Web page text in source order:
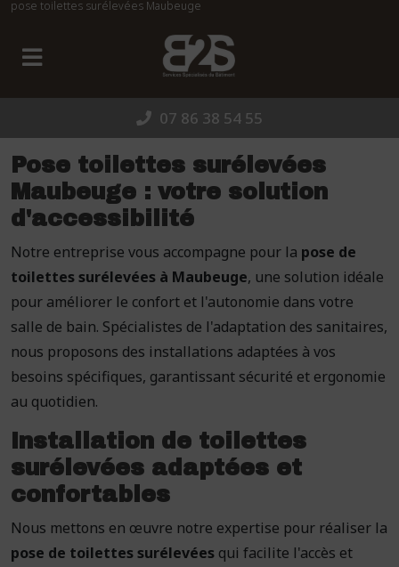
pose toilettes surélevées Maubeuge
07 86 38 54 55
Pose toilettes surélevées
Maubeuge : votre solution
d'accessibilité
Notre entreprise vous accompagne pour la pose de
toilettes surélevées à Maubeuge, une solution idéale
pour améliorer le confort et l'autonomie dans votre
salle de bain. Spécialistes de l'adaptation des sanitaires,
nous proposons des installations adaptées à vos
besoins spécifiques, garantissant sécurité et ergonomie
au quotidien.
Installation de toilettes
surélevées adaptées et
confortables
Nous mettons en œuvre notre expertise pour réaliser la
pose de toilettes surélevées qui facilite l'accès et
Panneau de gestion des cookies